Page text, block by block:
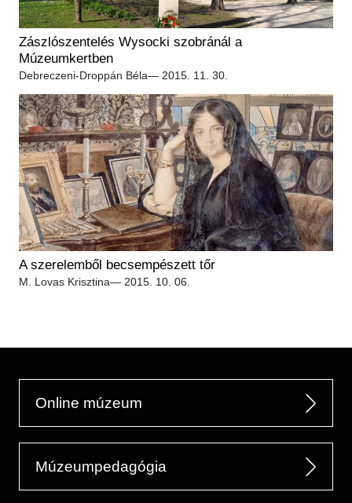
Zászlószentelés Wysocki szobránál a
Múzeumkertben
Debreczeni-Droppán Béla— 2015. 11. 30.
A szerelemből becsempészett tőr
M. Lovas Krisztina— 2015. 10. 06.
Online múzeum
Múzeumpedagógia